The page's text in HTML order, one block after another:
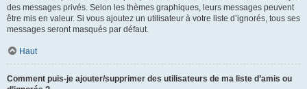
des messages privés. Selon les thèmes graphiques, leurs messages peuvent
être mis en valeur. Si vous ajoutez un utilisateur à votre liste d’ignorés, tous ses
messages seront masqués par défaut.
Haut
Comment puis-je ajouter/supprimer des utilisateurs de ma liste d’amis ou